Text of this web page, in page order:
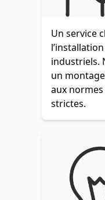
Un service
industriels.
un
aux
strictes.